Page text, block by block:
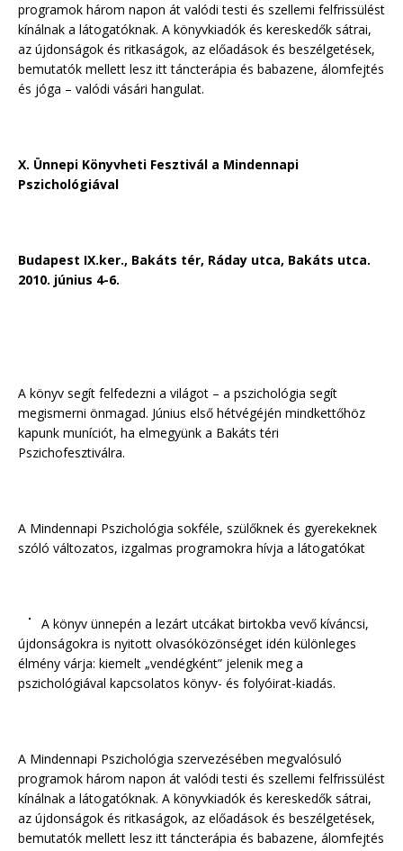
programok három napon át valódi testi és szellemi felfrissülést
kínálnak a látogatóknak. A könyvkiadók és kereskedők sátrai,
az újdonságok és ritkaságok, az előadások és beszélgetések,
bemutatók mellett lesz itt táncterápia és babazene, álomfejtés
és jóga – valódi vásári hangulat.
X. Ünnepi Könyvheti Fesztivál a Mindennapi
Pszichológiával
Budapest IX.ker., Bakáts tér, Ráday utca, Bakáts utca.
2010. június 4-6.
A könyv segít felfedezni a világot – a pszichológia segít
megismerni önmagad. Június első hétvégéjén mindkettőhöz
kapunk muníciót, ha elmegyünk a Bakáts téri
Pszichofesztiválra.
A Mindennapi Pszichológia sokféle, szülőknek és gyerekeknek
szóló változatos, izgalmas programokra hívja a látogatókat
A könyv ünnepén a lezárt utcákat birtokba vevő kíváncsi,
újdonságokra is nyitott olvasóközönséget idén különleges
élmény várja: kiemelt „vendégként” jelenik meg a
pszichológiával kapcsolatos könyv- és folyóirat-kiadás.
A Mindennapi Pszichológia szervezésében megvalósuló
programok három napon át valódi testi és szellemi felfrissülést
kínálnak a látogatóknak. A könyvkiadók és kereskedők sátrai,
az újdonságok és ritkaságok, az előadások és beszélgetések,
bemutatók mellett lesz itt táncterápia és babazene, álomfejtés